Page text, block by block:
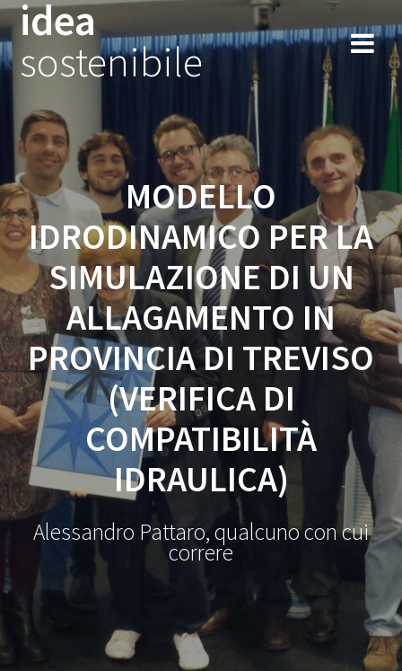
al
contenuto
idea
sostenibile
MODELLO
IDRODINAMICO PER LA
SIMULAZIONE DI UN
ALLAGAMENTO IN
PROVINCIA DI TREVISO
(VERIFICA DI
COMPATIBILITÀ
IDRAULICA)
Alessandro Pattaro, qualcuno con cui
correre